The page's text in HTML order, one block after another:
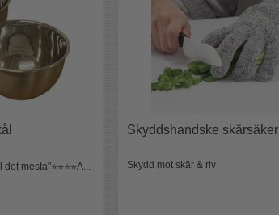
mesta"⭐️⭐️⭐️⭐A...
Skyddshandske skärsäker
Skydd mot skär & riv